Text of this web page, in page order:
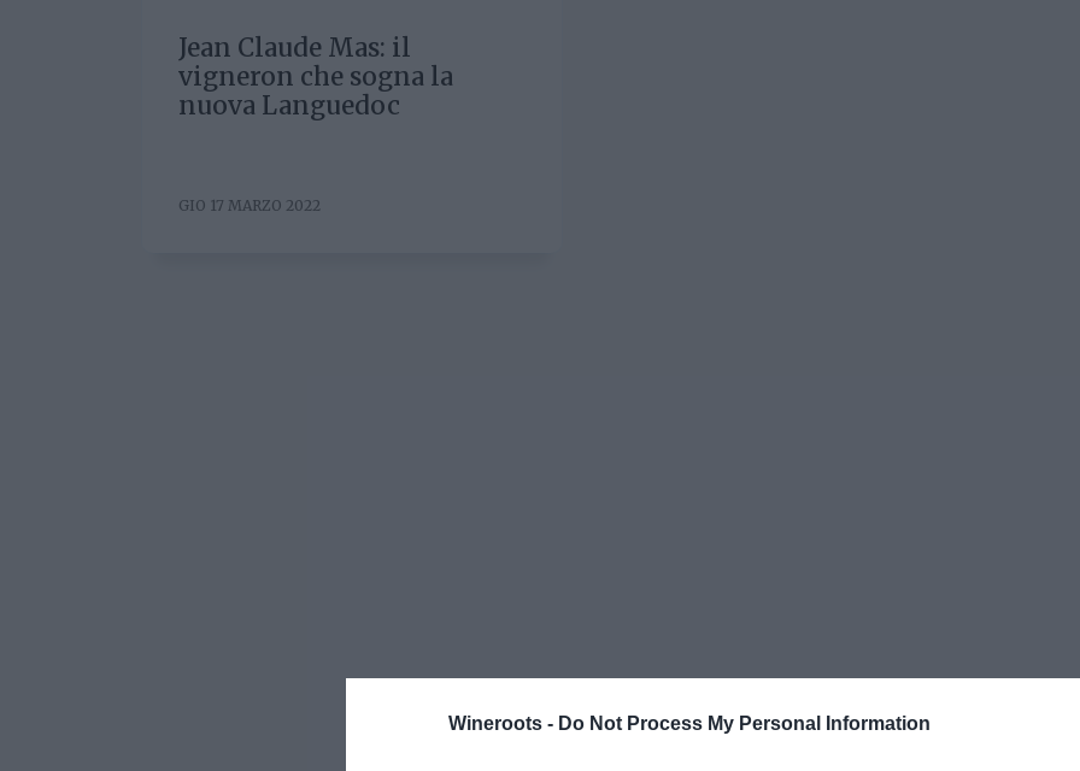
Wineroots - Do Not Process My Personal Information
Jean Claude Mas: il
vigneron che sogna la
nuova Languedoc
GIO 17 MARZO 2022